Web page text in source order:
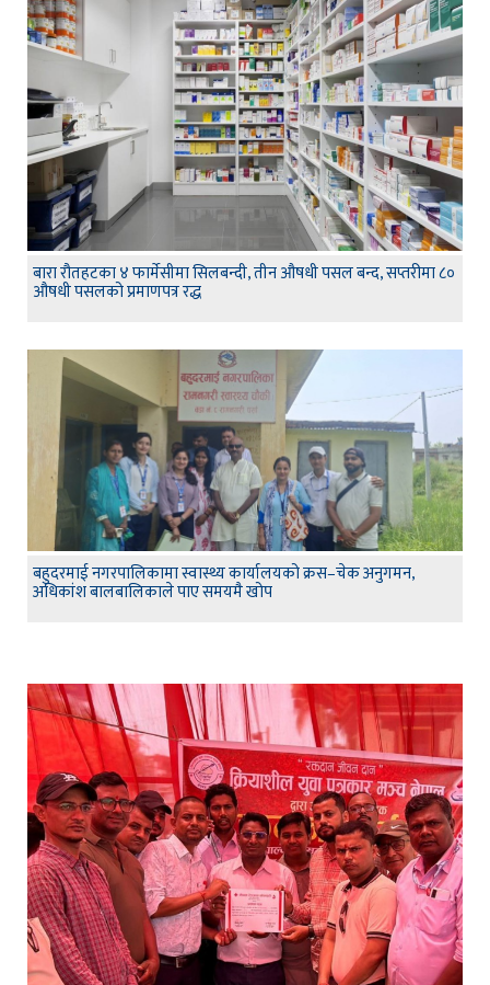
बारा रौतहटका ४ फार्मेसीमा सिलबन्दी, तीन औषधी पसल बन्द, सप्तरीमा ८०
औषधी पसलको प्रमाणपत्र रद्ध
बहुदरमाई नगरपालिकामा स्वास्थ्य कार्यालयको क्रस–चेक अनुगमन,
अधिकांश बालबालिकाले पाए समयमै खोप